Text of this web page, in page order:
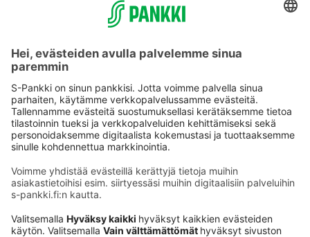
Käyttöehdot
Saavutettavuusseloste
Evästeet